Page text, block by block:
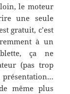
le moteur
une seule
gratuit, c’est
à un
ça ne
(pas trop
même plus